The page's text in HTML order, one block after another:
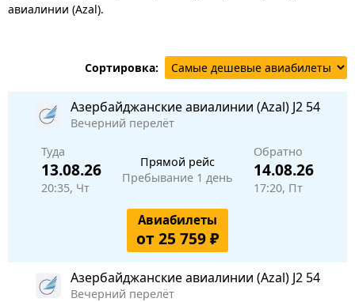
авиалинии (Azal).
Сортировка:
Азербайджанские авиалинии (Azal) J2 54
Вечерний перелёт
Туда
13.08.26
20:35, Чт
Прямой рейс
Пребывание 1 день
Обратно
14.08.26
17:20, Пт
Авиабилеты
от 25 759 ₽
Азербайджанские авиалинии (Azal) J2 54
Вечерний перелёт